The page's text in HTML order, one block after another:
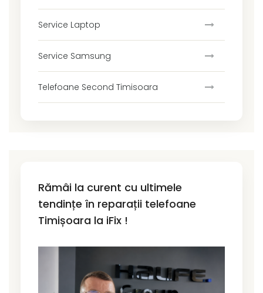
Service Laptop
Service Samsung
Telefoane Second Timisoara
Rămâi la curent cu ultimele
tendințe în reparații telefoane
Timișoara la iFix !